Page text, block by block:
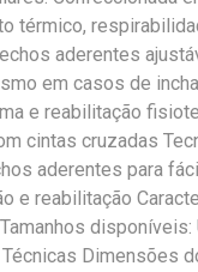
térmico,
aderentes
em casos de
e reabilitação
cintas cruzadas
aderentes para
e reabilitação
Dimensões